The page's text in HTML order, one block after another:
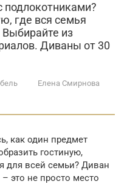
где вся семья
Выбирайте из
Диваны от 30
Елена Смирнова
как один предмет
гостиную,
для всей семьи? Диван
это не просто место